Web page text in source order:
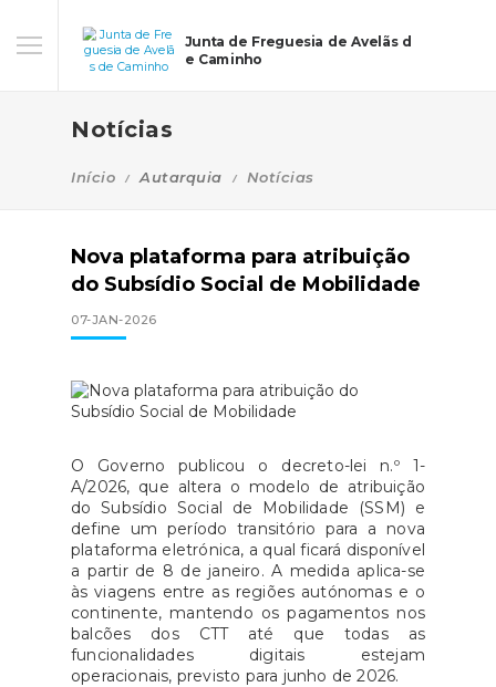
Junta de Freguesia de Avelãs d
e Caminho
Notícias
Início Autarquia Notícias
Nova plataforma para atribuição
do Subsídio Social de Mobilidade
07-JAN-2026
O Governo publicou o decreto-lei n.º 1-
A/2026, que altera o modelo de atribuição
do Subsídio Social de Mobilidade (SSM) e
define um período transitório para a nova
plataforma eletrónica, a qual ficará disponível
a partir de 8 de janeiro. A medida aplica-se
às viagens entre as regiões autónomas e o
continente, mantendo os pagamentos nos
balcões dos CTT até que todas as
funcionalidades digitais estejam
operacionais, previsto para junho de 2026.